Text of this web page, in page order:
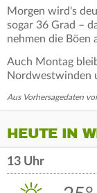
Morgen wird's
sogar 36 Grad –
nehmen die Böen
Auch Montag
Nordwestwinden
Aus Vorhersagedaten
HEUTE IN
13 Uhr